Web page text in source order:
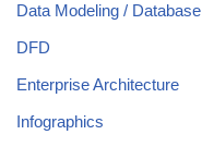
Data Modeling / Database
DFD
Enterprise Architecture
Infographics